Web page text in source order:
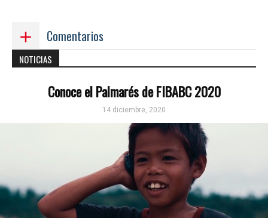
Comentarios
NOTICIAS
Conoce el Palmarés de FIBABC 2020
14 diciembre, 2020